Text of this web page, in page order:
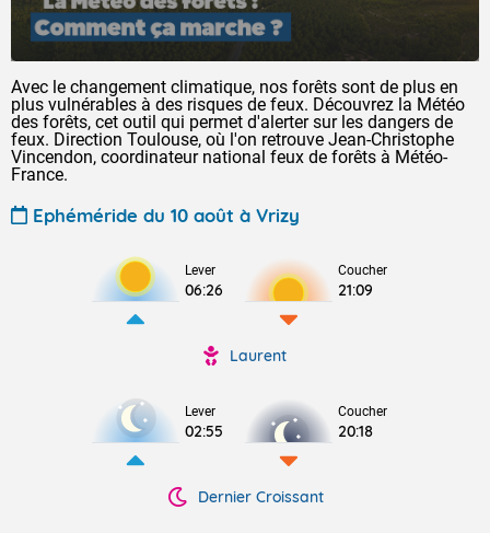
Avec le changement climatique, nos forêts sont de plus en
plus vulnérables à des risques de feux. Découvrez la Météo
des forêts, cet outil qui permet d'alerter sur les dangers de
feux. Direction Toulouse, où l'on retrouve Jean-Christophe
Vincendon, coordinateur national feux de forêts à Météo-
France.
Ephéméride du 10 août à Vrizy
Lever
06:26
Coucher
21:09
Laurent
Lever
02:55
Coucher
20:18
Dernier Croissant